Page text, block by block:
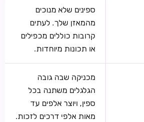
ספינים שלא מנוכים
מהמאזן שלך. לעתים
קרובות כוללים מכפילים
או תכונות מיוחדות.
מכניקה שבה גובה
הגלגלים משתנה בכל
ספין, ויוצר אלפים עד
מאות אלפי דרכים לזכות.